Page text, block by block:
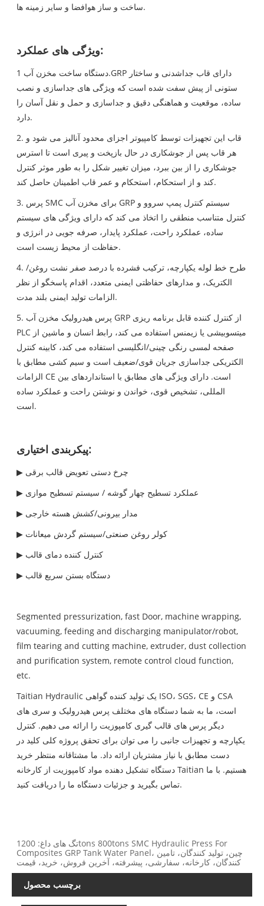
ساخت و ساز هوافضا و سایر زمینه ها.
ویژگی های عملکرد:
دستگاه ساخت مخزن آب 1.GRP دارای قاب جداشدنی و ساختار
ستونی از پیش سفت شده است که ویژگی های جداسازی و نصب
ساده، موقعیت و هماهنگی دقیق و جداسازی و حمل و نقل آسان را
دارد.
2. قاب این تجهیزات توسط کامپیوتر اجزای محدود آنالیز می شود و
هر قاب پس از جوشکاری در حال بازپخت و پیری است تا استرس
جوشکاری را از بین ببرد، میزان تغییر شکل را به طور موثر کنترل
کند و از استحکام، استحکام و عمر قاب اطمینان حاصل کند.
3. پرس SMC برای مخزن آب GRP سیستم کنترل پمپ سروو و
کنترل متناسب منطقی را اتخاذ می کند که دارای ویژگی های سیستم
ساده، عملکرد راحت، عملکرد پایدار، صرفه جویی در انرژی و
حفاظت از محیط زیست است.
4. طرح خط لوله یکپارچه، ترکیب فشرده با درصد صفر نشت روغن/
الکتریک، و مدارهای حفاظتی ایمنی متعدد، اقدام پاسخگو از نظر
الزامات تولید ایمنی بلند مدت.
5. پرس هیدرولیک مخزن آب GRP از کنترل کننده قابل برنامه ریزی
PLC میتسوبیشی یا زیمنس استفاده می کند، رابط انسان و ماشین از
صفحه لمسی رنگی چینی/انگلیسی استفاده می کند، کابینه کنترل
الکتریکی جداسازی جریان قوی/ضعیف است و سیم کشی مطابق با
الزامات CE است. دارای ویژگی های مطابق با استانداردهای بین
المللی، تشخیص قوی، خواندن و نوشتن راحت و عملکرد ساده
است.
پیکربندی اختیاری:
▶ چرخ دستی تعویض قالب برقی
▶ عملکرد تسطیح چهار گوشه / سیستم تسطیح موازی
▶ مدار بیرونی/کشش هسته خارجی
▶ کولر روغن صنعتی/سیستم گردش میعانات
▶ کنترل کننده دمای قالب
▶ دستگاه بستن سریع قالب
Segmented pressurization, fast Door, machine wrapping,
vacuuming, feeding and discharging manipulator/robot,
film tearing and cutting machine, extruder, dust collection
and purification system, remote control cloud function,
etc.
Taitian Hydraulic یک تولید کننده گواهی ISO، SGS، CE و CSA
است، ما به شما دستگاه های مختلف پرس هیدرولیک و سری های
دیگر پرس های قالب گیری کامپوزیت را ارائه می دهیم. کنترل
یکپارچه و تجهیزات جانبی را می توان برای تحقق پروژه کلی کلید در
دست مطابق با نیاز مشتریان ارائه داد. ما مشتاقانه منتظر خرید
دستگاه تشکیل دهنده مواد کامپوزیت از کارخانه Taitian هستیم. با ما
تماس بگیرید و جزئیات دستگاه ما را دریافت کنید.
تگ های داغ: 1200tons 800tons SMC Hydraulic Press For
Composites GRP Tank Water Panel، چین، تولید کنندگان، تامین
کنندگان، کارخانه، سفارشی، پیشرفته، آخرین فروش، خرید، قیمت
برچسب محصول